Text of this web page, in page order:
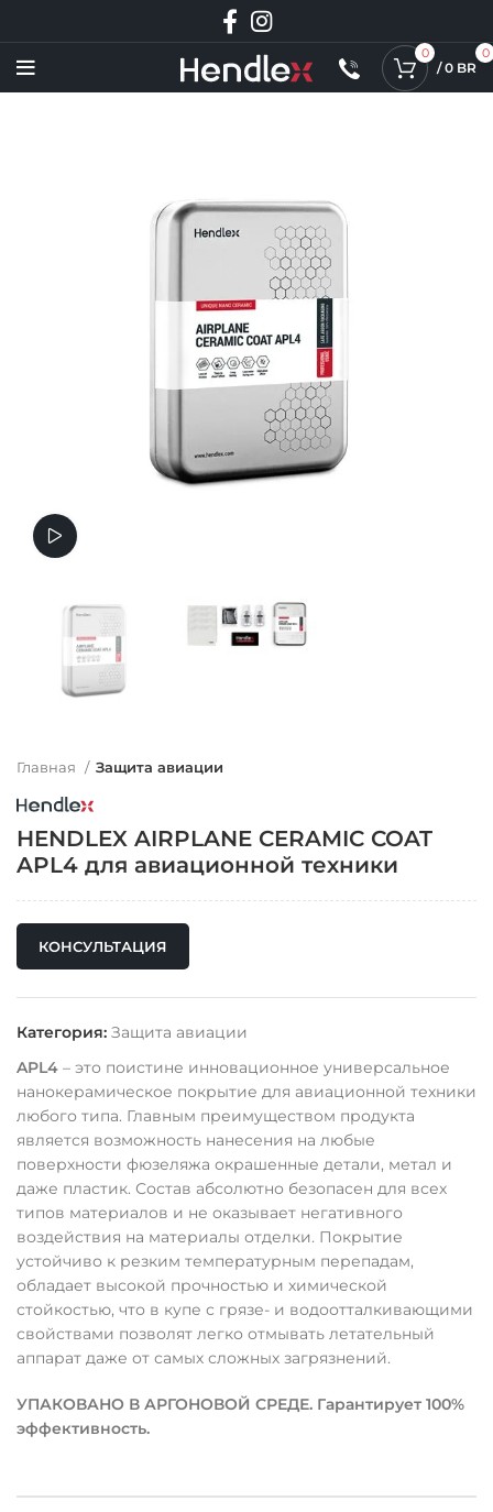
0 0
/ 0 BR
Главная Защита авиации
HENDLEX AIRPLANE CERAMIC COAT
APL4 для авиационной техники
КОНСУЛЬТАЦИЯ
Категория: Защита авиации
APL4 – это поистине инновационное универсальное
нанокерамическое покрытие для авиационной техники
любого типа. Главным преимуществом продукта
является возможность нанесения на любые
поверхности фюзеляжа окрашенные детали, метал и
даже пластик. Состав абсолютно безопасен для всех
типов материалов и не оказывает негативного
воздействия на материалы отделки. Покрытие
устойчиво к резким температурным перепадам,
обладает высокой прочностью и химической
стойкостью, что в купе с грязе- и водоотталкивающими
свойствами позволят легко отмывать летательный
аппарат даже от самых сложных загрязнений.
УПАКОВАНО В АРГОНОВОЙ СРЕДЕ. Гарантирует 100%
эффективность.